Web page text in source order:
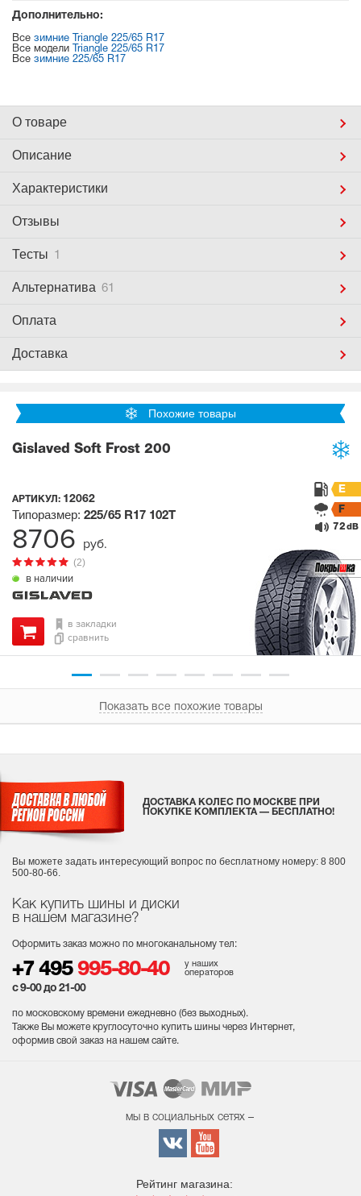
Дополнительно:
Все зимние Triangle 225/65 R17
Все модели
Triangle 225/65 R17
Все зимние 225/65 R17
О товаре
Описание
Характеристики
Отзывы
Тесты 1
Альтернатива 61
Оплата
Доставка
Похожие товары
Gislaved Soft Frost 200
АРТИКУЛ: 12062
в наличии
(2)
Типоразмер: 225/65 R17 102T
E
F
72 dB
в закладки
сравнить
8706 руб.
Показать все похожие товары
Как купить шины и диски
в нашем магазине?
Оформить заказ можно по многоканальному тел:
+7 495 995-80-40
у наших
операторов
с 9-00 до 21-00
по московскому времени ежедневно (без выходных).
Также Вы можете круглосуточно купить шины через Интернет,
оформив свой заказ на нашем сайте.
ДОСТАВКА КОЛЕС ПО МОСКВЕ ПРИ
ПОКУПКЕ КОМПЛЕКТА — БЕСПЛАТНО!
Вы можете задать интересующий вопрос по бесплатному номеру: 8 800
500-80-66.
мы в социальных сетях –
Рейтинг магазина: